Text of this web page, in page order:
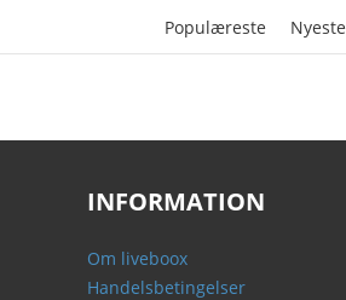
Populæreste Nyeste
INFORMATION
Om liveboox
Handelsbetingelser